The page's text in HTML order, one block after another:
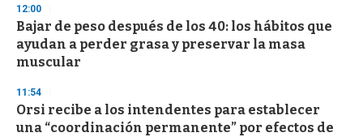
12:00
Bajar de peso después de los 40: los hábitos que
ayudan a perder grasa y preservar la masa
muscular
11:54
Orsi recibe a los intendentes para establecer
una “coordinación permanente” por efectos de